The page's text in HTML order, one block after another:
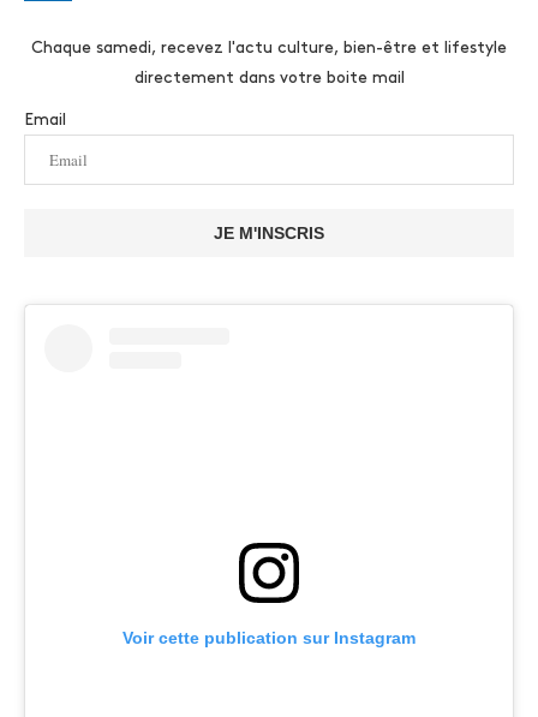
Chaque samedi, recevez l'actu culture, bien-être et lifestyle
directement dans votre boite mail
Email
JE M'INSCRIS
Voir cette publication sur Instagram